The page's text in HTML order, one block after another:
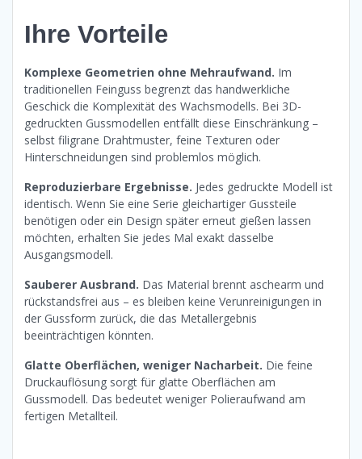
Ihre Vorteile
Komplexe Geometrien ohne Mehraufwand. Im
traditionellen Feinguss begrenzt das handwerkliche
Geschick die Komplexität des Wachsmodells. Bei 3D-
gedruckten Gussmodellen entfällt diese Einschränkung –
selbst filigrane Drahtmuster, feine Texturen oder
Hinterschneidungen sind problemlos möglich.
Reproduzierbare Ergebnisse. Jedes gedruckte Modell ist
identisch. Wenn Sie eine Serie gleichartiger Gussteile
benötigen oder ein Design später erneut gießen lassen
möchten, erhalten Sie jedes Mal exakt dasselbe
Ausgangsmodell.
Sauberer Ausbrand. Das Material brennt aschearm und
rückstandsfrei aus – es bleiben keine Verunreinigungen in
der Gussform zurück, die das Metallergebnis
beeinträchtigen könnten.
Glatte Oberflächen, weniger Nacharbeit. Die feine
Druckauflösung sorgt für glatte Oberflächen am
Gussmodell. Das bedeutet weniger Polieraufwand am
fertigen Metallteil.